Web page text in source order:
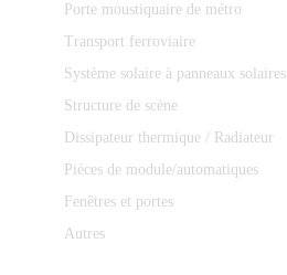
Porte moustiquaire de métro
Transport ferroviaire
Système solaire à panneaux solaires
Structure de scène
Dissipateur thermique / Radiateur
Pièces de module/automatiques
Fenêtres et portes
Autres